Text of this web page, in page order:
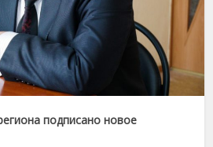
подписано новое